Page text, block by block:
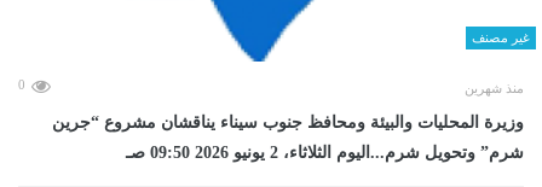
غير مصنف
منذ شهرين 0
وزيرة المحليات والبيئة ومحافظ جنوب سيناء يناقشان مشروع “جرين
شرم” وتحويل شرم...اليوم الثلاثاء، 2 يونيو 2026 09:50 صـ